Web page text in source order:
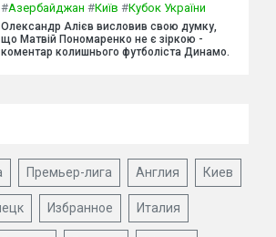
#Азербайджан #Київ #Кубок України
Олександр Алієв висловив свою думку,
що Матвій Пономаренко не є зіркою -
коментар колишнього футболіста Динамо.
Премьер-лига Англия Киев
Избранное Италия